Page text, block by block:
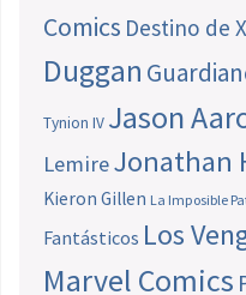
Comics Destino de X
Duggan
Tynion IV Jason
LemireJonathan
Kieron Gillen La Imposible
Fantásticos Los
Marvel Comics